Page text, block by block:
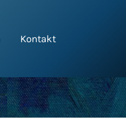
Kontakt